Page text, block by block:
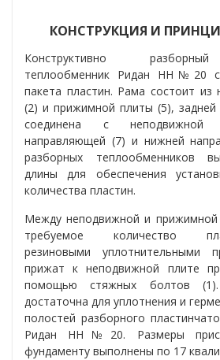
КОНСТРУКЦИЯ И
Конструктивно
теплообменник Ридан НН№20
пакета пластин. Рама состоит из
(2) и прижимной плиты (5), задней
соединена с неподвижной
направляющей (7) и нижней
разборных теплообменников
длины для обеспечения
количества пластин.
Между неподвижной и прижимной
требуемое
резиновыми уплотнительными
прижат к неподвижной плите
помощью стяжных болтов
достаточна для уплотнения и
полостей разборного
Ридан НН№20. Размеры
фундаменту выполнены по 17